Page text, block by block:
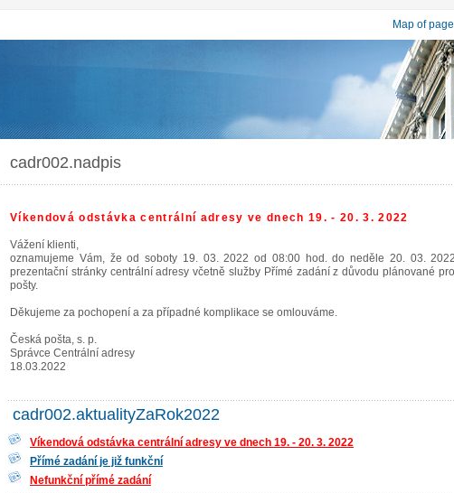
Map of
cadr002.nadpis
Víkendová odstávka centrální adresy ve dnech 19. - 20. 3. 2022
Vážení klienti,
oznamujeme Vám, že od soboty 19. 03. 2022 od 08:00 hod. do neděle 20. 03.
prezentační stránky centrální adresy včetně služby Přímé zadání z důvodu plánované
pošty.
Děkujeme za pochopení a za případné komplikace se omlouváme.
Česká pošta, s. p.
Správce Centrální adresy
18.03.2022
cadr002.aktualityZaRok2022
Víkendová odstávka centrální adresy ve dnech 19. - 20. 3. 2022
Přímé zadání je již funkční
Nefunkční přímé zadání